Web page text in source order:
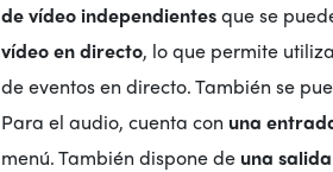
de vídeo independientesque se
vídeo en directo, lo que permite
de eventos en directo. También se
Para el audio, cuenta con una
menú. También dispone de una